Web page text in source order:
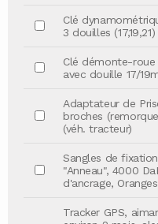
Clé
3 douilles (17,19,21)
Clé démonte-
avec douille 17/
Adaptateur de
broches
(véh. tracteur)
Sangles de
"Anneau", 4000
d'ancrage, Oranges
Tracker GPS,